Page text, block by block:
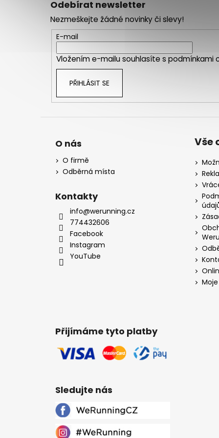
Odebírat newsletter
Nezmeškejte žádné novinky či slevy!
E-mail
Vložením e-mailu souhlasíte s podmínkami
PŘIHLÁSIT SE
O nás
O firmě
Odběrná místa
Kontakty
info@werunning.cz
774432606
Facebook
Instagram
YouTube
Vše
Přijímáme tyto platby
Sledujte nás